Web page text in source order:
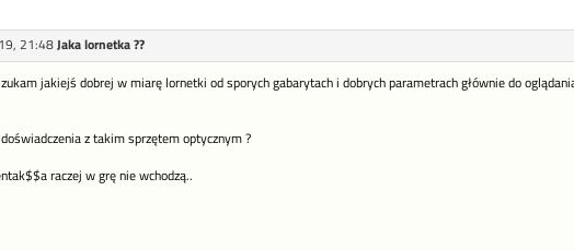
21:48Jaka lornetka ??
jakiejś dobrej w miarę lornetki od sporych gabarytach i dobrych parametrach głównie do
z takim sprzętem optycznym ?
raczej w grę nie wchodzą..